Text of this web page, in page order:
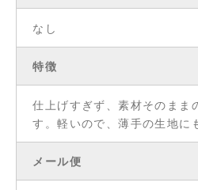
なし
特徴
仕上げすぎず、素材そのまま
す。軽いので、薄手の生地に
メール便